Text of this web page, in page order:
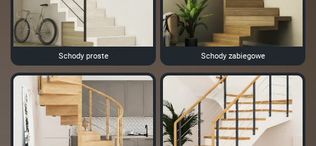
Schody proste Schody zabiegowe